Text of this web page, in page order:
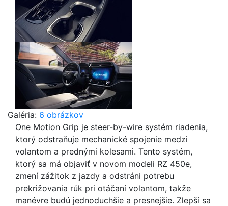
Galéria: 6 obrázkov
One Motion Grip je steer-by-wire systém riadenia,
ktorý odstraňuje mechanické spojenie medzi
volantom a prednými kolesami. Tento systém,
ktorý sa má objaviť v novom modeli RZ 450e,
zmení zážitok z jazdy a odstráni potrebu
prekrižovania rúk pri otáčaní volantom, takže
manévre budú jednoduchšie a presnejšie. Zlepší sa